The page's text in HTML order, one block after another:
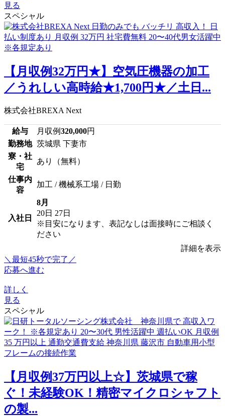
見る
スペシャル
【月収例32万円★】空気圧機器の加工
／うれしい高時給★1,700円★／土日...
株式会社BREXA Next
給与 月収例320,000円
勤務地 茨城県 下妻市
寮・社
宅
あり（無料）
仕事内
容
加工 / 機械系工場 / 日勤
入社日
8月
20日 27日
※目安になります、表記なしは面接時にご相談く
ださい
詳細を表示
＼最短45秒で完了／
応募へ進む
詳しく
見る
スペシャル
【月収例37万円以上☆】茨城県で稼
ぐ！未経験OK！精密マイクロシャフト
の製...